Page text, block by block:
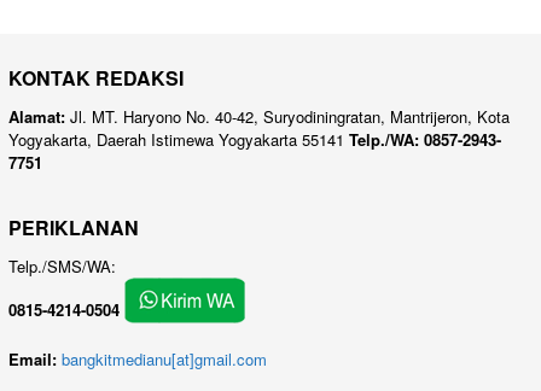
KONTAK REDAKSI
Alamat: Jl. MT. Haryono No. 40-42, Suryodiningratan, Mantrijeron, Kota
Yogyakarta, Daerah Istimewa Yogyakarta 55141 Telp./WA: 0857-2943-
7751
PERIKLANAN
Telp./SMS/WA:
0815-4214-0504
Email: bangkitmedianu[at]gmail.com